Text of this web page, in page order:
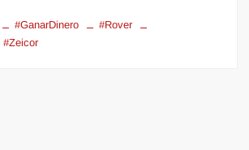
#GanarDinero
#Rover
#Zeicor